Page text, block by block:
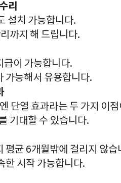
리
설치 가능합니다.
까지 해 드립니다.
급이 가능합니다.
가능해서 유용합니다.
단열 효과라는 두 가지 이
기대할 수 있습니다.
평균 6개월밖에 걸리지 않습
한 시작 가능합니다.